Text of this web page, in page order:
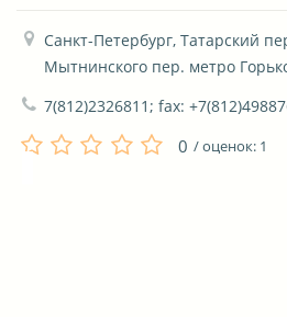
Санкт-Петербург, Татарский
Мытнинского пер. метро
7(812)2326811; fax:
0 / оценок: 1